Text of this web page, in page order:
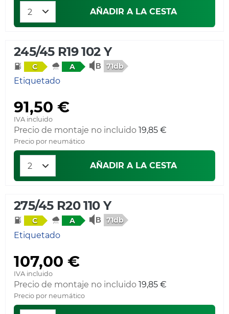
AÑADIR A LA CESTA
245/45 R19 102 Y
C A 71db
Etiquetado
91,50 €
IVA incluido
Precio de montaje no incluido 19,85 €
Precio por neumático
AÑADIR A LA CESTA
275/45 R20 110 Y
C A 71db
Etiquetado
107,00 €
IVA incluido
Precio de montaje no incluido 19,85 €
Precio por neumático